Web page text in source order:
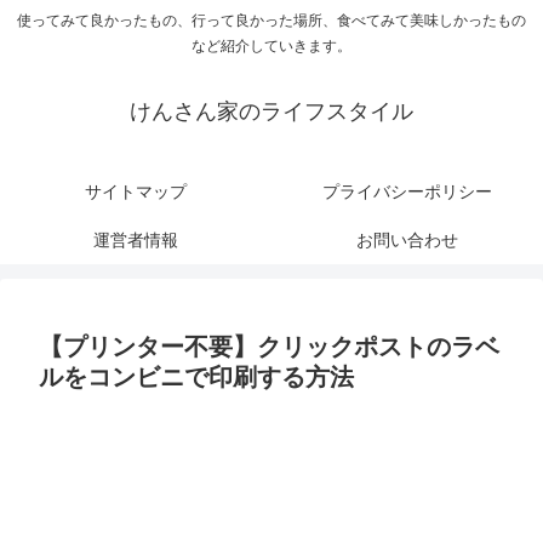
使ってみて良かったもの、行って良かった場所、食べてみて美味しかったもの
など紹介していきます。
けんさん家のライフスタイル
サイトマップ プライバシーポリシー
運営者情報 お問い合わせ
【プリンター不要】クリックポストのラベ
ルをコンビニで印刷する方法